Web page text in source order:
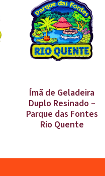
Ímã de Geladeira
Duplo Resinado –
Parque das Fontes
Rio Quente